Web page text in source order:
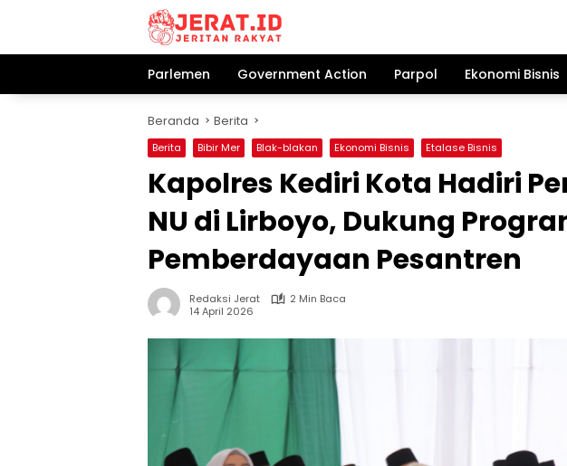
Parlemen Government Action Parpol Ekonomi Bisnis
Beranda Berita
Berita Bibir Mer Blak-blakan Ekonomi Bisnis Etalase Bisnis
Kapolres Kediri Kota Hadiri
NU di Lirboyo, Dukung
Pemberdayaan Pesantren
Redaksi Jerat
2 Min Baca
14 April 2026